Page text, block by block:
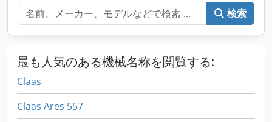
検索
最も人気のある機械名称を閲覧する:
Claas
Claas Ares 557